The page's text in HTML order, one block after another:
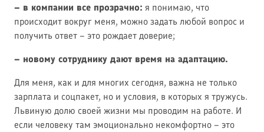
– в компании все прозрачно: я понимаю, что
происходит вокруг меня, можно задать любой вопрос и
получить ответ – это рождает доверие;
– новому сотруднику дают время на адаптацию.
Для меня, как и для многих сегодня, важна не только
зарплата и соцпакет, но и условия, в которых я тружусь.
Львиную долю своей жизни мы проводим на работе. И
если человеку там эмоционально некомфортно – это